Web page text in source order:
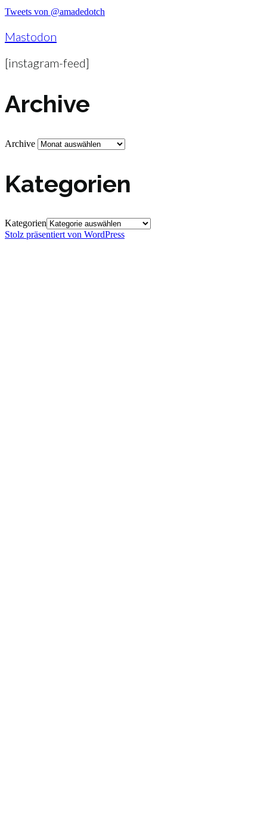
Tweets von @amadedotch
Mastodon
[instagram-feed]
Archive
Archive
Kategorien
Kategorien
Stolz präsentiert von WordPress